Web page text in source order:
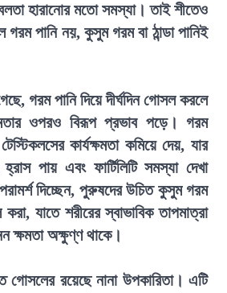
হারানোর মতো সমস্যা। তাই শীতেও
গরম পানি নয়, কুসুম গরম বা ঠান্ডা পানিই
গরম পানি দিয়ে দীর্ঘদিন গোসল করলে
ওপরও বিরূপ প্রভাব পড়ে। গরম
কার্যক্ষমতা কমিয়ে দেয়, যার
পায় এবং ফার্টিলিটি সমস্যা দেখা
দিচ্ছেন, পুরুষদের উচিত কুসুম গরম
করা, যাতে শরীরের স্বাভাবিক তাপমাত্রা
ক্ষমতা অক্ষুণ্ণ থাকে।
গোসলের রয়েছে নানা উপকারিতা। এটি